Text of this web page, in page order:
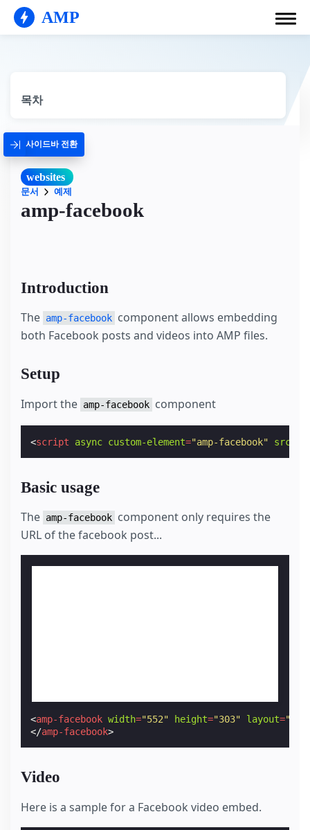
AMP
목차
사이드바 전환
websites
문서 예제
amp-facebook
Introduction
The amp-facebook component allows embedding
both Facebook posts and videos into AMP files.
Setup
Import the amp-facebook component
<script async custom-element="amp-facebook" src
Basic usage
The amp-facebook component only requires the
URL of the facebook post...
<amp-facebook width="552" height="303" layout=
</amp-facebook>
Video
Here is a sample for a Facebook video embed.